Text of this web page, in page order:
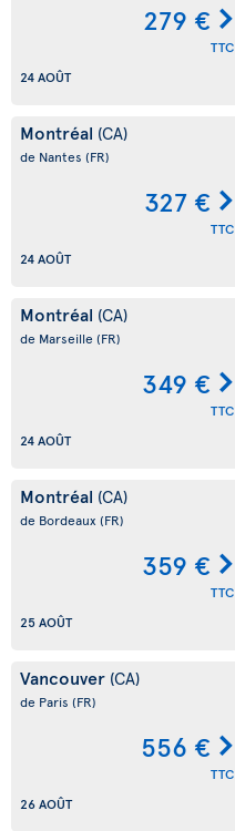
279 €
TTC
24 AOÛT
Montréal (CA)
de Nantes (FR)
327 €
TTC
24 AOÛT
Montréal (CA)
de Marseille (FR)
349 €
TTC
24 AOÛT
Montréal (CA)
de Bordeaux (FR)
359 €
TTC
25 AOÛT
Vancouver (CA)
de Paris (FR)
556 €
TTC
26 AOÛT